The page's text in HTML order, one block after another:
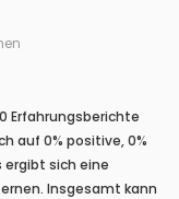
Erfahrungsberichte
auf 0% positive, 0%
ergibt sich eine
Insgesamt kann